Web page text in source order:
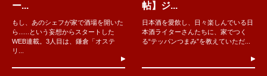
ー...
もし、あのシェフが家で酒場を開いた
ら......という妄想からスタートした
WEB連載。3人目は、鎌倉「オステ
リ...
帖】ジ...
日本酒を愛飲し、日々楽しんでいる日
本酒ライターさんたちに、家でつく
る“テッパンつまみ”を教えていただ...